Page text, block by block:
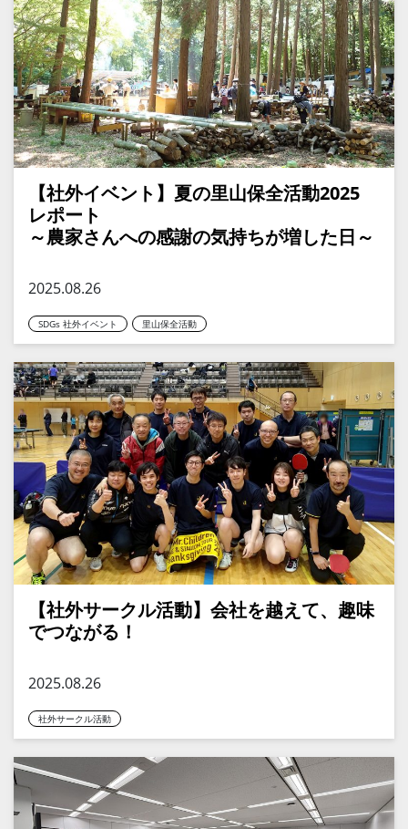
【社外イベント】夏の里山保全活動2025
レポート
～農家さんへの感謝の気持ちが増した日～
2025.08.26
SDGs 社外イベント 里山保全活動
【社外サークル活動】会社を越えて、趣味
でつながる！
2025.08.26
社外サークル活動